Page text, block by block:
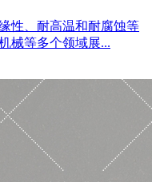
、耐高温和耐腐蚀等
械等多个领域展...